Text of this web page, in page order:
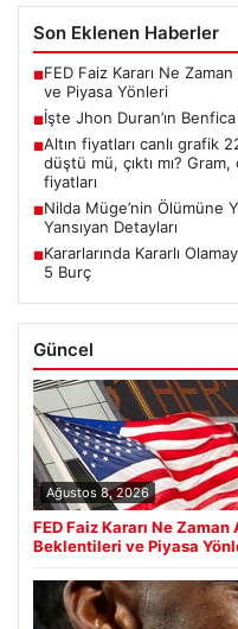
Son Eklenen Haberler
■FED Faiz Kararı Ne
ve Piyasa Yönleri
■İşte Jhon Duran’ın
■Altın fiyatları canlı grafik
düştü mü, çıktı mı?
fiyatları
■Nilda Müge’nin Ölümüne
Yansıyan Detayları
■Kararlarında Kararlı
5 Burç
Güncel
Ağustos 8, 2026
FED Faiz Kararı Ne
Beklentileri ve Piyasa